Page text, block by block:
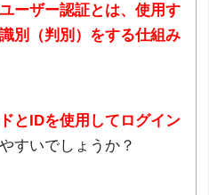
ユーザー認証とは、使用す
別（判別）をする仕組み
とIDを使用してログイン
すいでしょうか？